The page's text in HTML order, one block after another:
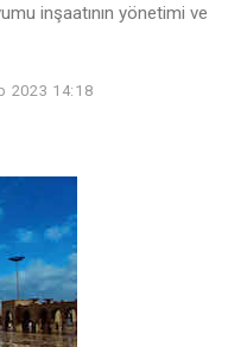
inşaatının yönetimi ve
2023 14:18